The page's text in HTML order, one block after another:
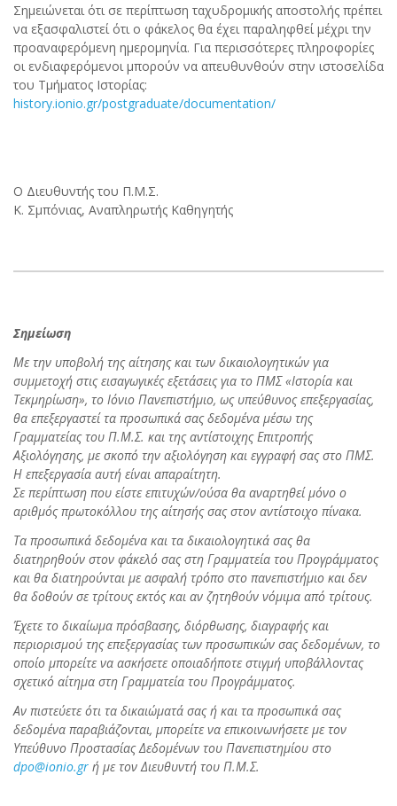
Σημειώνεται ότι σε περίπτωση ταχυδρομικής αποστολής πρέπει
να εξασφαλιστεί ότι o φάκελος θα έχει παραληφθεί μέχρι την
προαναφερόμενη ημερομηνία. Για περισσότερες πληροφορίες
οι ενδιαφερόμενοι μπορούν να απευθυνθούν στην ιστοσελίδα
του Τμήματος Ιστορίας:
history.ionio.gr/postgraduate/documentation/
Ο Διευθυντής του Π.Μ.Σ.
Κ. Σμπόνιας, Αναπληρωτής Καθηγητής
Σημείωση
Με την υποβολή της αίτησης και των δικαιολογητικών για
συμμετοχή στις εισαγωγικές εξετάσεις για το ΠΜΣ «Ιστορία και
Τεκμηρίωση», το Ιόνιο Πανεπιστήμιο, ως υπεύθυνος επεξεργασίας,
θα επεξεργαστεί τα προσωπικά σας δεδομένα μέσω της
Γραμματείας του Π.Μ.Σ. και της αντίστοιχης Επιτροπής
Αξιολόγησης, με σκοπό την αξιολόγηση και εγγραφή σας στο ΠΜΣ.
Η επεξεργασία αυτή είναι απαραίτητη.
Σε περίπτωση που είστε επιτυχών/ούσα θα αναρτηθεί μόνο ο
αριθμός πρωτοκόλλου της αίτησής σας στον αντίστοιχο πίνακα.
Τα προσωπικά δεδομένα και τα δικαιολογητικά σας θα
διατηρηθούν στον φάκελό σας στη Γραμματεία του Προγράμματος
και θα διατηρούνται με ασφαλή τρόπο στο πανεπιστήμιο και δεν
θα δοθούν σε τρίτους εκτός και αν ζητηθούν νόμιμα από τρίτους.
Έχετε το δικαίωμα πρόσβασης, διόρθωσης, διαγραφής και
περιορισμού της επεξεργασίας των προσωπικών σας δεδομένων, το
οποίο μπορείτε να ασκήσετε οποιαδήποτε στιγμή υποβάλλοντας
σχετικό αίτημα στη Γραμματεία του Προγράμματος.
Αν πιστεύετε ότι τα δικαιώματά σας ή και τα προσωπικά σας
δεδομένα παραβιάζονται, μπορείτε να επικοινωνήσετε με τον
Υπεύθυνο Προστασίας Δεδομένων του Πανεπιστημίου στο
dpo@ionio.gr ή με τον Διευθυντή του Π.Μ.Σ.